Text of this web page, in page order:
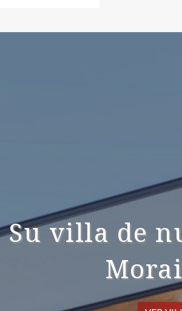
Su villa de